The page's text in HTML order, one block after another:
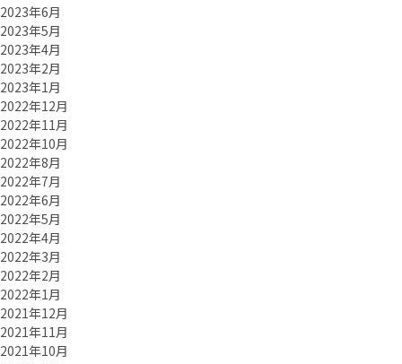
2023年6月
2023年5月
2023年4月
2023年2月
2023年1月
2022年12月
2022年11月
2022年10月
2022年8月
2022年7月
2022年6月
2022年5月
2022年4月
2022年3月
2022年2月
2022年1月
2021年12月
2021年11月
2021年10月